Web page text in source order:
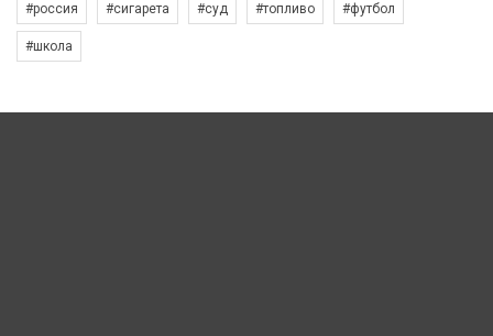
#россия #сигарета #суд #топливо #футбол
#школа